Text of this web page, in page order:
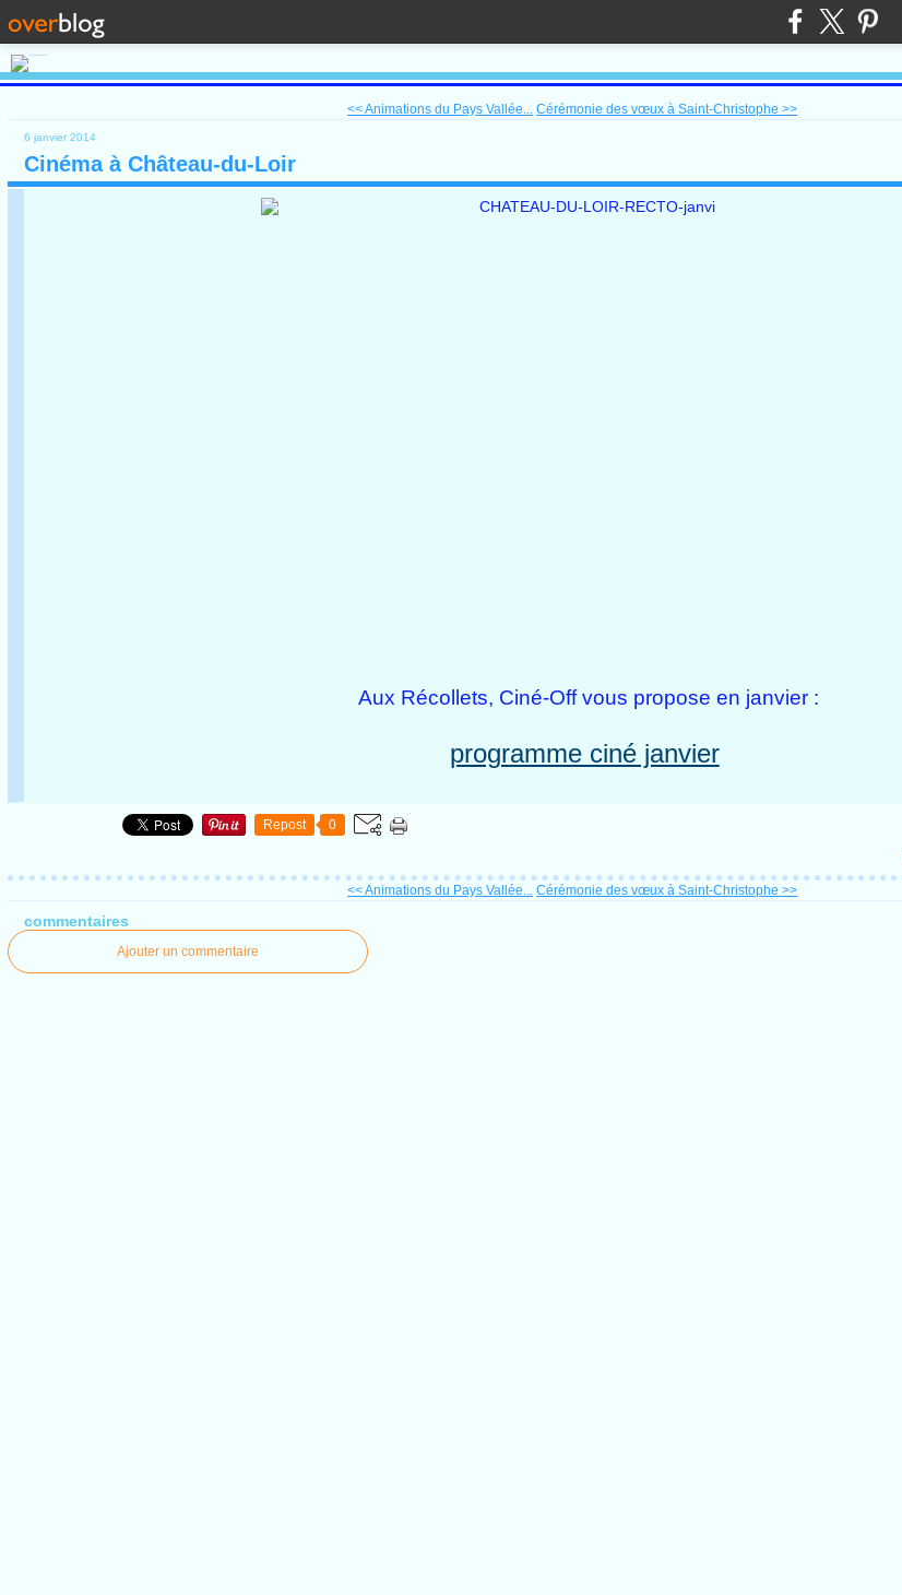
<< Animations du Pays Vallée... Cérémonie des vœux à Saint-Christophe >>
6 janvier 2014
Cinéma à Château-du-Loir
Aux Récollets, Ciné-Off vous propose en janvier :
programme ciné janvier
Repost 0
<< Animations du Pays Vallée... Cérémonie des vœux à Saint-Christophe >>
commentaires
Ajouter un commentaire